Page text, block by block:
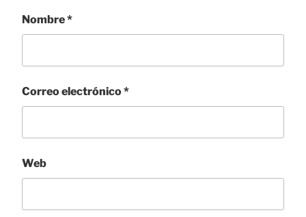
Nombre*
Correo electrónico*
Web